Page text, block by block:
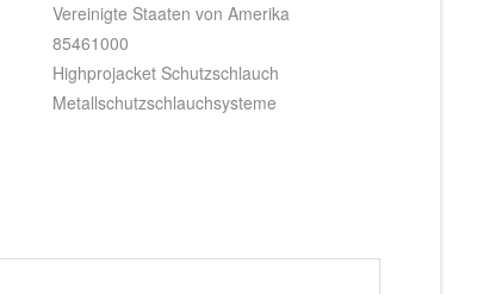
Vereinigte Staaten von Amerika
85461000
Highprojacket Schutzschlauch
Metallschutzschlauchsysteme